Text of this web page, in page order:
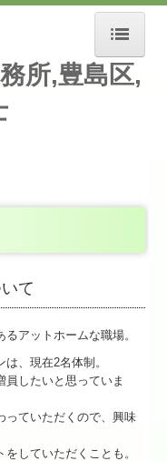
て
アットホームな職場。
、現在2名体制。
したいと思っていま
っていただくので、興味
していただくことも。